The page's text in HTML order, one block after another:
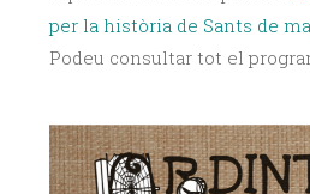
per la història de Sants de
Podeu consultar tot el